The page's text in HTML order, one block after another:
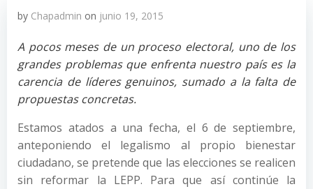
by Chapadmin on junio 19, 2015
A pocos meses de un proceso electoral, uno de los
grandes problemas que enfrenta nuestro país es la
carencia de líderes genuinos, sumado a la falta de
propuestas concretas.
Estamos atados a una fecha, el 6 de septiembre,
anteponiendo el legalismo al propio bienestar
ciudadano, se pretende que las elecciones se realicen
sin reformar la LEPP. Para que así continúe la